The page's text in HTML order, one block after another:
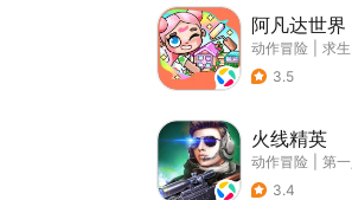
阿凡达世界
动作冒险 求生
3.5
火线精英
动作冒险 第
3.4